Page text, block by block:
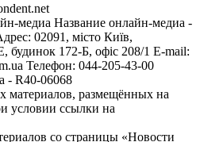
медиа Название онлайн-медиа -
02091, місто Київ,
172-Б, офіс 208/1 E-mail:
Телефон: 044-205-43-00
- R40-06068
материалов, размещённых на
условии ссылки на
со страницы «Новости